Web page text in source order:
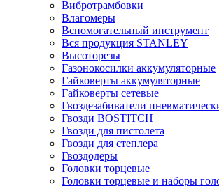
Вибротрамбовки
Влагомеры
Вспомогательный инструмент
Вся продукция STANLEY
Высоторезы
Газонокосилки аккумуляторные
Гайковерты аккумуляторные
Гайковерты сетевые
Гвоздезабиватели
Гвозди BOSTITCH
Гвозди для пистолета
Гвозди для степлера
Гвоздодеры
Головки торцевые
Головки торцевые и наборы